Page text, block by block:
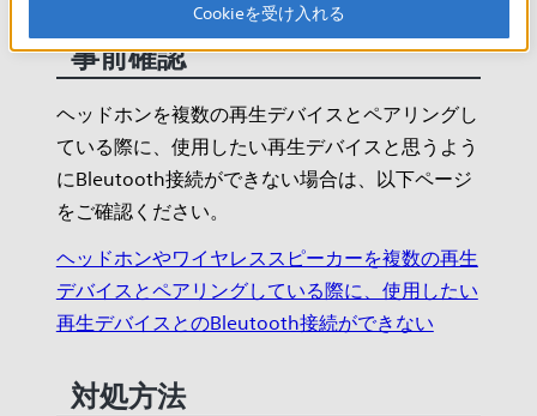
事前確認
ヘッドホンを複数の再生デバイスとペアリングし
ている際に、使用したい再生デバイスと思うよう
にBleutooth接続ができない場合は、以下ページ
をご確認ください。
ヘッドホンやワイヤレススピーカーを複数の再生
デバイスとペアリングしている際に、使用したい
再生デバイスとのBleutooth接続ができない
対処方法
Cookieを受け入れる